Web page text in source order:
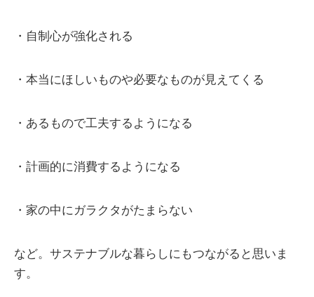
・自制心が強化される
・本当にほしいものや必要なものが見えてくる
・あるもので工夫するようになる
・計画的に消費するようになる
・家の中にガラクタがたまらない
など。サステナブルな暮らしにもつながると思いま
す。